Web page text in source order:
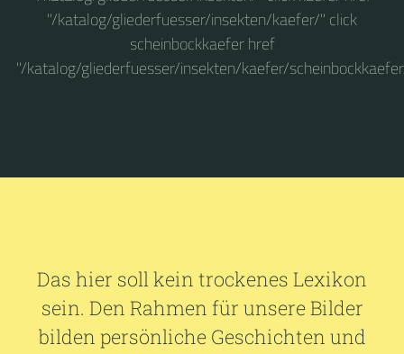
"/katalog/gliederfuesser/insekten/kaefer/" click
scheinbockkaefer href
"/katalog/gliederfuesser/insekten/kaefer/
Das hier soll kein trockenes Lexikon
sein. Den Rahmen für unsere Bilder
bilden persönliche Geschichten und